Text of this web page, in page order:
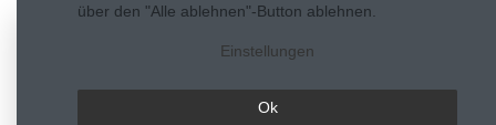
über den "Alle ablehnen"-Button ablehnen.
Einstellungen
Ok